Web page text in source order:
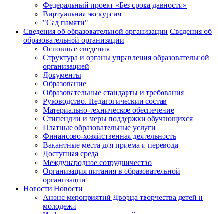
Федеральный проект «Без срока давности»
Виртуальная экскурсия
"Сад памяти"
Сведения об образовательной организации Сведения об
образовательной организации
Основные сведения
Структура и органы управления образовательной
организацией
Документы
Образование
Образовательные стандарты и требования
Руководство. Педагогический состав
Материально-техническое обеспечение
Стипендии и меры поддержки обучающихся
Платные образовательные услуги
Финансово-хозяйственная деятельность
Вакантные места для приема и перевода
Доступная среда
Международное сотрудничество
Организация питания в образовательной
организации
Новости Новости
Анонс мероприятий Дворца творчества детей и
молодежи